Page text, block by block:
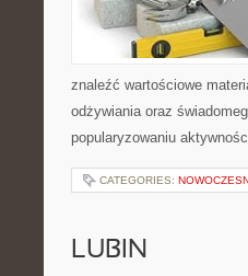
znaleźć wartościowe
odżywiania oraz
popularyzowaniu
CATEGORIES:
LUBIN